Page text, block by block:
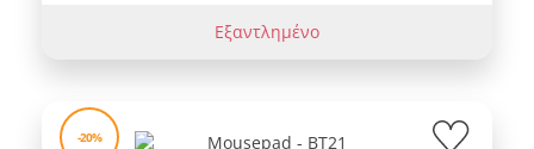
Εξαντλημένο
-20%